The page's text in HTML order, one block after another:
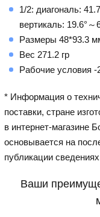
1/2: диагональ:
вертикаль: 19.6°～
Размеры 48*93.3
Вес 271.2 гр
Рабочие условия
* Информация о
поставки, стране
в интернет-магазине
основывается на
публикации
Ваши